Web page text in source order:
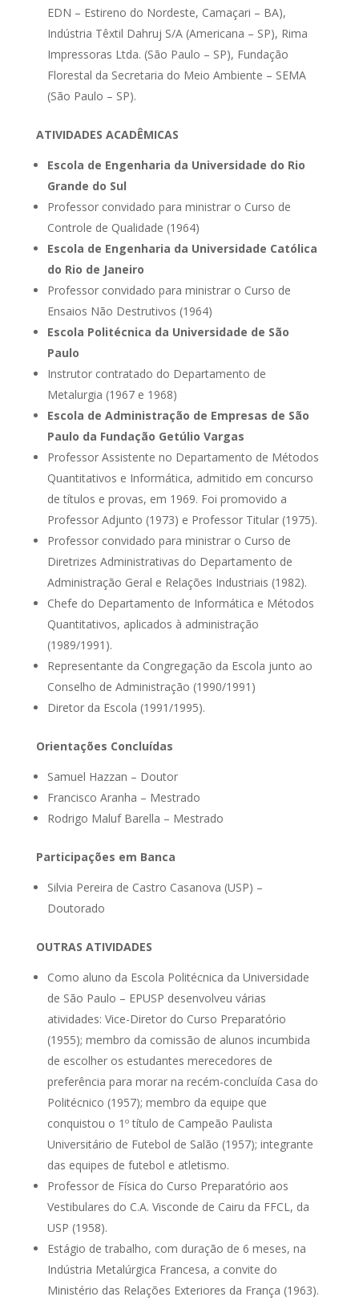
EDN – Estireno do Nordeste, Camaçari – BA),
Indústria Têxtil Dahruj S/A (Americana – SP), Rima
Impressoras Ltda. (São Paulo – SP), Fundação
Florestal da Secretaria do Meio Ambiente – SEMA
(São Paulo – SP).
ATIVIDADES ACADÊMICAS
Escola de Engenharia da Universidade do Rio
Grande do Sul
Professor convidado para ministrar o Curso de
Controle de Qualidade (1964)
Escola de Engenharia da Universidade Católica
do Rio de Janeiro
Professor convidado para ministrar o Curso de
Ensaios Não Destrutivos (1964)
Escola Politécnica da Universidade de São
Paulo
Instrutor contratado do Departamento de
Metalurgia (1967 e 1968)
Escola de Administração de Empresas de São
Paulo da Fundação Getúlio Vargas
Professor Assistente no Departamento de Métodos
Quantitativos e Informática, admitido em concurso
de títulos e provas, em 1969. Foi promovido a
Professor Adjunto (1973) e Professor Titular (1975).
Professor convidado para ministrar o Curso de
Diretrizes Administrativas do Departamento de
Administração Geral e Relações Industriais (1982).
Chefe do Departamento de Informática e Métodos
Quantitativos, aplicados à administração
(1989/1991).
Representante da Congregação da Escola junto ao
Conselho de Administração (1990/1991)
Diretor da Escola (1991/1995).
Orientações Concluídas
Samuel Hazzan – Doutor
Francisco Aranha – Mestrado
Rodrigo Maluf Barella – Mestrado
Participações em Banca
Silvia Pereira de Castro Casanova (USP) –
Doutorado
OUTRAS ATIVIDADES
Como aluno da Escola Politécnica da Universidade
de São Paulo – EPUSP desenvolveu várias
atividades: Vice-Diretor do Curso Preparatório
(1955); membro da comissão de alunos incumbida
de escolher os estudantes merecedores de
preferência para morar na recém-concluída Casa do
Politécnico (1957); membro da equipe que
conquistou o 1º título de Campeão Paulista
Universitário de Futebol de Salão (1957); integrante
das equipes de futebol e atletismo.
Professor de Física do Curso Preparatório aos
Vestibulares do C.A. Visconde de Cairu da FFCL, da
USP (1958).
Estágio de trabalho, com duração de 6 meses, na
Indústria Metalúrgica Francesa, a convite do
Ministério das Relações Exteriores da França (1963).